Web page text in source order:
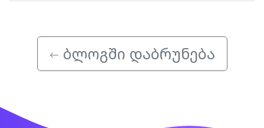
ბლოგში დაბრუნება